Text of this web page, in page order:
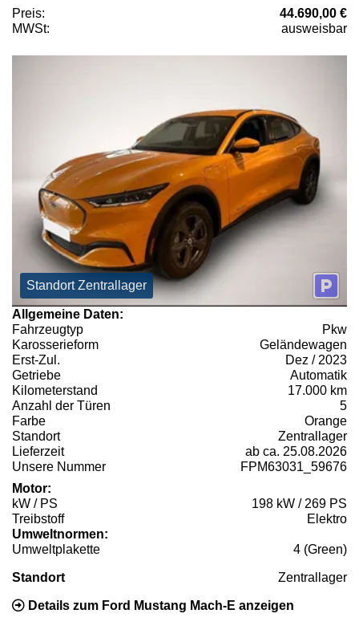
Preis:
44.690,00 €
MWSt:
ausweisbar
Standort Zentrallager
Allgemeine Daten:
Fahrzeugtyp
Pkw
Karosserieform
Geländewagen
Erst-Zul.
Dez / 2023
Getriebe
Automatik
Kilometerstand
17.000 km
Anzahl der Türen
5
Farbe
Orange
Standort
Zentrallager
Lieferzeit
ab ca. 25.08.2026
Unsere Nummer
FPM63031_59676
Motor:
kW / PS
198 kW / 269 PS
Treibstoff
Elektro
Umweltnormen:
Umweltplakette
4 (Green)
Standort Zentrallager
Details zum Ford Mustang Mach-E anzeigen